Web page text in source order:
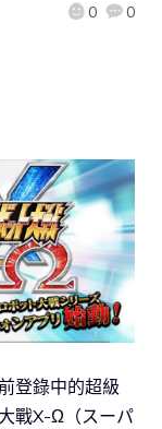
0 0
登錄中的超級
戰X-Ω（スーパ